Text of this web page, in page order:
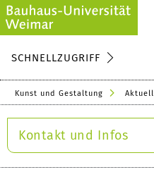
SCHNELLZUGRIFF
Kunst und Gestaltung Aktuell
Kontakt und Infos